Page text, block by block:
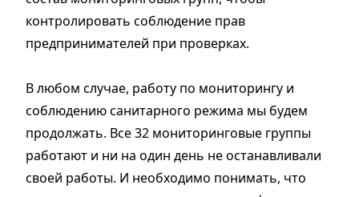
контролировать соблюдение прав
предпринимателей при проверках.
В любом случае, работу по мониторингу и
соблюдению санитарного режима мы будем
продолжать. Все 32 мониторинговые группы
работают и ни на один день не останавливали
своей работы. И необходимо понимать, что